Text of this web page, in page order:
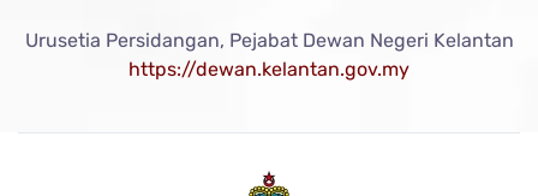
Urusetia Persidangan, Pejabat Dewan Negeri Kelantan
https://dewan.kelantan.gov.my